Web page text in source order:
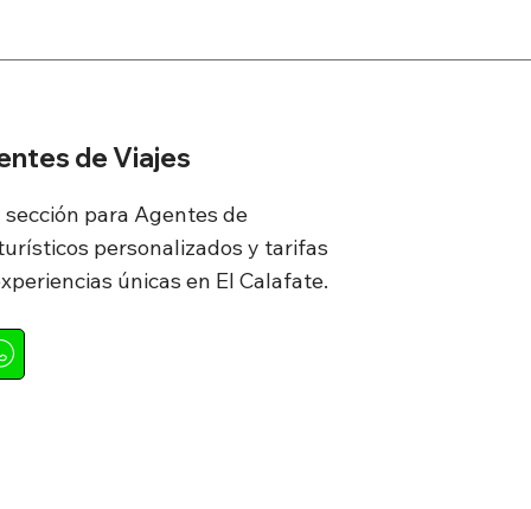
de Viajes
para Agentes de
personalizados y tarifas
únicas en El Calafate.